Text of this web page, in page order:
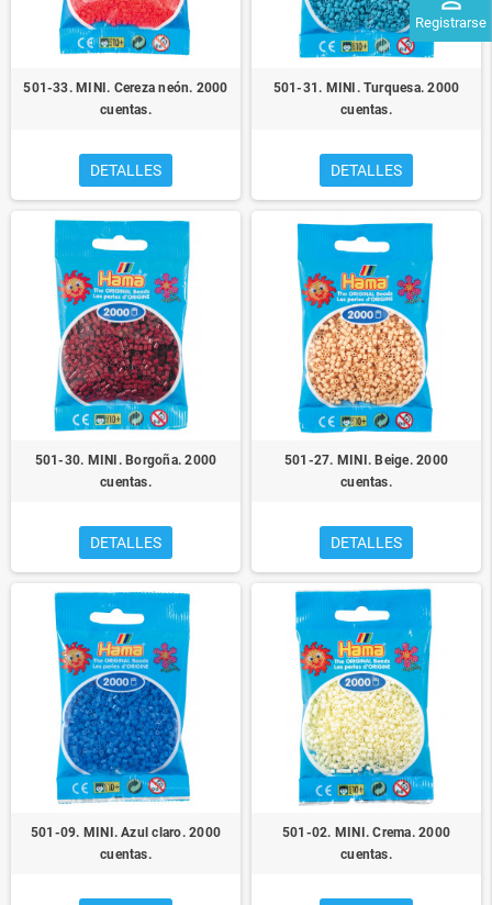
Registrarse
501-33. MINI. Cereza neón. 2000
cuentas.
DETALLES
501-31. MINI. Turquesa. 2000
cuentas.
DETALLES
501-30. MINI. Borgoña. 2000
cuentas.
DETALLES
501-27. MINI. Beige. 2000
cuentas.
DETALLES
501-09. MINI. Azul claro. 2000
cuentas.
501-02. MINI. Crema. 2000
cuentas.